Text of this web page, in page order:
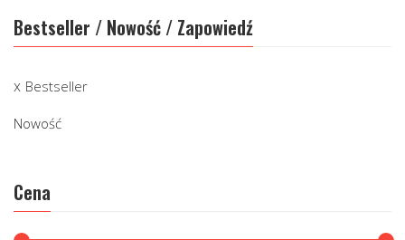
Bestseller / Nowość / Zapowiedź
Bestseller
Nowość
Cena